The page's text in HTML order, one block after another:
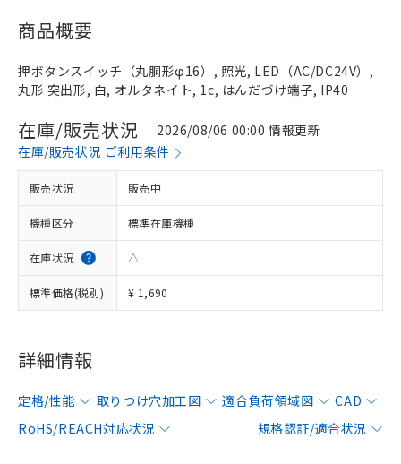
商品概要
押ボタンスイッチ（丸胴形φ16）, 照光, LED（AC/DC24V）,
丸形 突出形, 白, オルタネイト, 1c, はんだづけ端子, IP40
在庫/販売状況
2026/08/06 00:00 情報更新
在庫/販売状況 ご利用条件
販売状況 販売中
機種区分 標準在庫機種
在庫状況 △
標準価格(税別) ¥ 1,690
詳細情報
定格/性能 取りつけ穴加工図 適合負荷領域図
CAD
RoHS/REACH対応状況
規格認証/適合状況